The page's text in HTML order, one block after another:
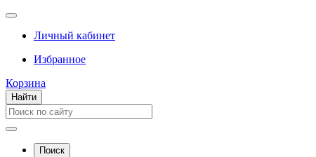
Личный кабинет
Избранное
Корзина
Найти
Поиск